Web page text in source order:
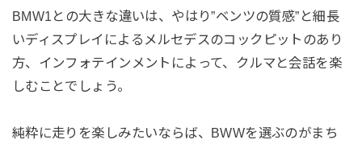
BMW1との大きな違いは、やはり”ベンツの質感”と細長
いディスプレイによるメルセデスのコックピットのあり
方、インフォテインメントによって、クルマと会話を楽
しむことでしょう。
純粋に走りを楽しみたいならば、BWWを選ぶのがまち